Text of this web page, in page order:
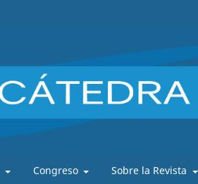
Congreso Sobre la Revista